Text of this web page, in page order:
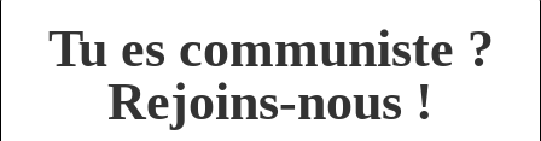
Tu es communiste ?
Rejoins-nous !